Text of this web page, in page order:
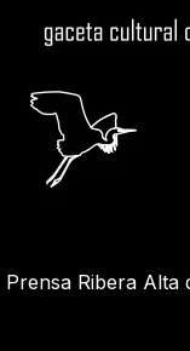
Prensa Ribera Alta